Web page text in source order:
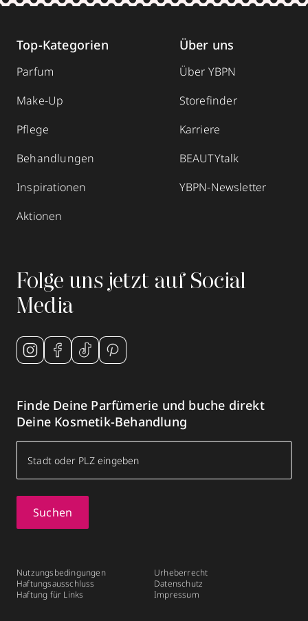
Top-Kategorien
Parfum
Make-Up
Pflege
Behandlungen
Inspirationen
Aktionen
Über uns
Über YBPN
Storefinder
Karriere
BEAUTYtalk
YBPN-Newsletter
Folge uns jetzt auf Social
Media
Finde Deine Parfümerie und buche direkt
Deine Kosmetik-Behandlung
Suchen
Nutzungsbedingungen
Haftungsausschluss
Haftung für Links
Urheberrecht
Datenschutz
Impressum